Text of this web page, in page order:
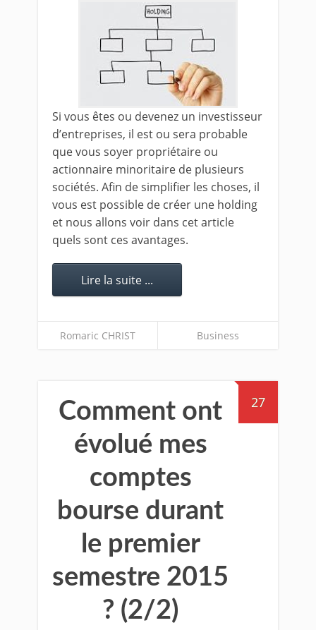
Si vous êtes ou devenez un investisseur
d’entreprises, il est ou sera probable
que vous soyer propriétaire ou
actionnaire minoritaire de plusieurs
sociétés. Afin de simplifier les choses, il
vous est possible de créer une holding
et nous allons voir dans cet article
quels sont ces avantages.
Lire la suite ...
Romaric CHRIST Business
27
Comment ont
évolué mes
comptes
bourse durant
le premier
semestre 2015
? (2/2)